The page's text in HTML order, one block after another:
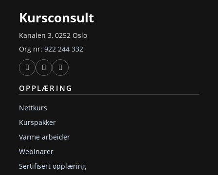
Kursconsult
Kanalen 3, 0252 Oslo
Org nr: 922 244 332
OPPLÆRING
Nettkurs
Kurspakker
Varme arbeider
Webinarer
Sertifisert opplæring